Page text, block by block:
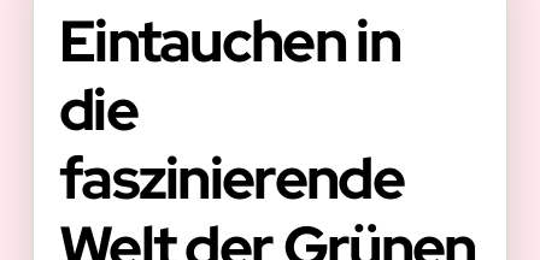
Eintauchen in
die
faszinierende